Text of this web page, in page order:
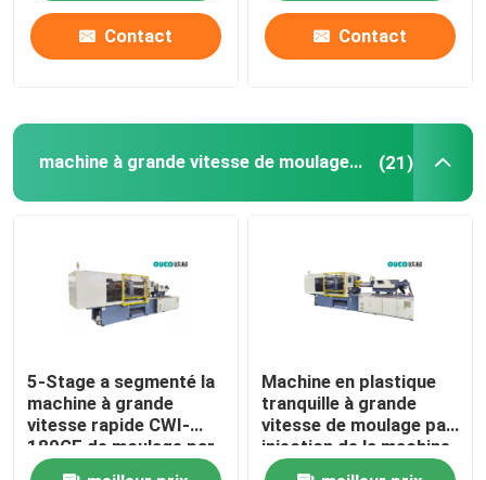
Contact Contact
machine à grande vitesse de moulage par injection (21)
5-Stage a segmenté la
machine à grande
vitesse rapide CWI-
180GF de moulage par
injection de précision
Machine en plastique
tranquille à grande
vitesse de moulage par
injection de la machine
CWI-110GF d'injection